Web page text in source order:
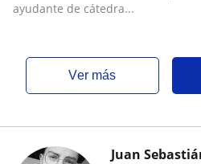
ayudante de cátedra...
ver más
Juan